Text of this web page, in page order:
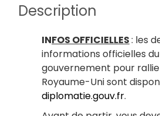
Description
INFOS OFFICIELLES: les
informations officielles du
gouvernement pour
Royaume-Uni sont
diplomatie.gouv.fr.